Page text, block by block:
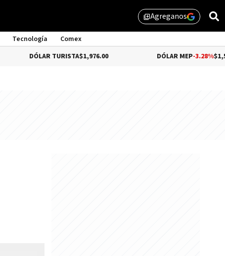
library_addAgreganos
Tecnología
Comex
DÓLAR TURISTA$1,976.00 DÓLAR MEP-3.28%$1,529.31